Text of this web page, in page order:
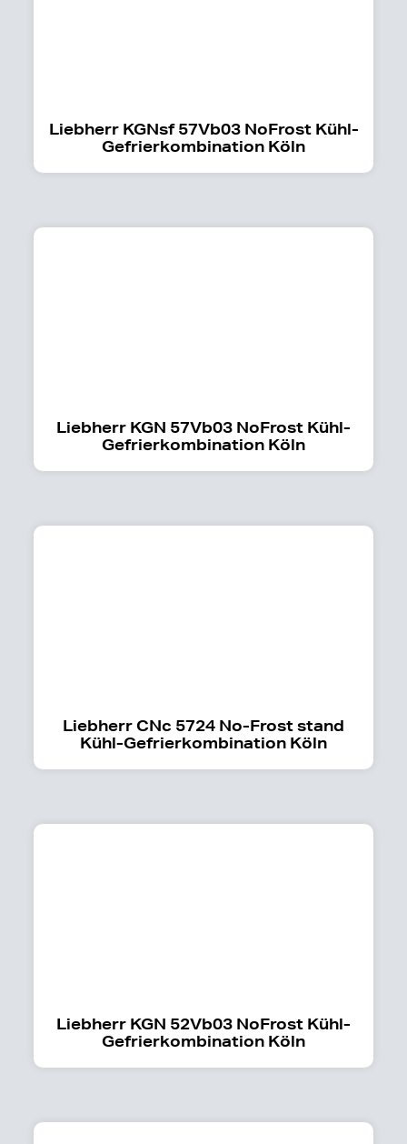
Liebherr KGNsf 57Vb03 NoFrost Kühl-
Gefrierkombination Köln
Liebherr KGN 57Vb03 NoFrost Kühl-
Gefrierkombination Köln
Liebherr CNc 5724 No-Frost stand
Kühl-Gefrierkombination Köln
Liebherr KGN 52Vb03 NoFrost Kühl-
Gefrierkombination Köln